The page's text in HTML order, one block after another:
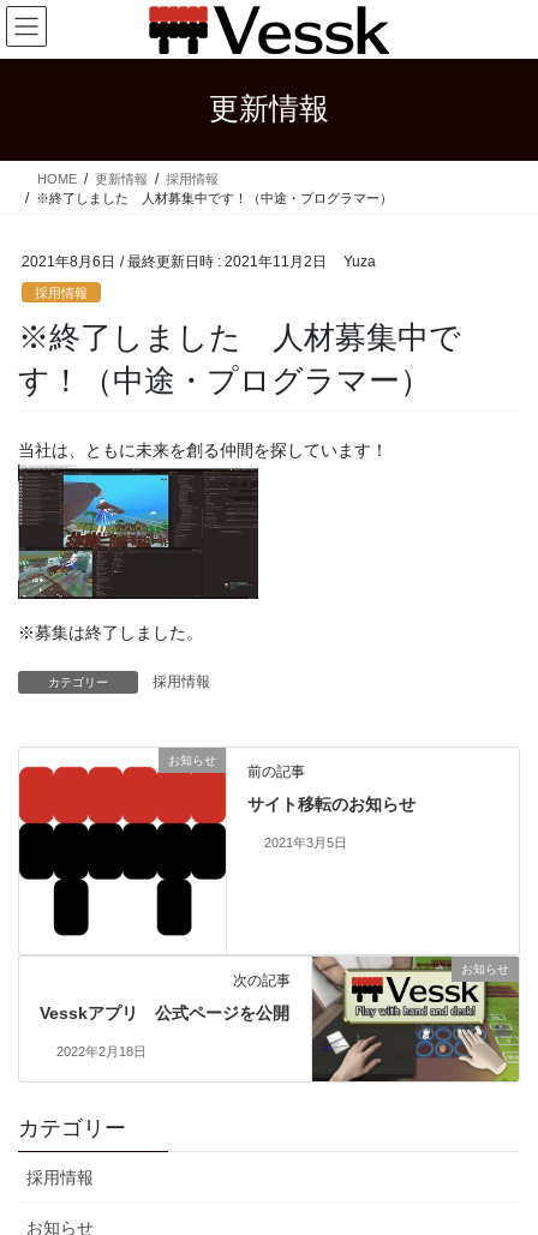
コ
ン
テ
ス
ナ
ビ
ゲ
ン
更新情報
HOME 更新情報
採用情報
※終了しました 人材募集中です！（中途・プログラマー）
2021年8月6日 / 最終更新日時 : 2021年11月2日 Yuza
採用情報
※終了しました 人材募集中で
す！（中途・プログラマー）
当社は、ともに未来を創る仲間を探しています！
※募集は終了しました。
カテゴリー 採用情報
お知らせ
前の記事
サイト移転のお知らせ
2021年3月5日
お知らせ
次の記事
Vesskアプリ 公式ページを公開
2022年2月18日
カテゴリー
採用情報
お知らせ